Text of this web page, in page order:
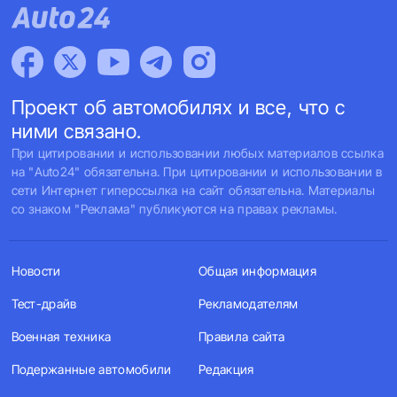
Проект об автомобилях и все, что с
ними связано.
При цитировании и использовании любых материалов ссылка
на "Auto24" обязательна. При цитировании и использовании в
сети Интернет гиперссылка на сайт обязательна. Материалы
со знаком "Реклама" публикуются на правах рекламы.
Новости
Тест-драйв
Военная техника
Подержанные автомобили
Общая информация
Рекламодателям
Правила сайта
Редакция